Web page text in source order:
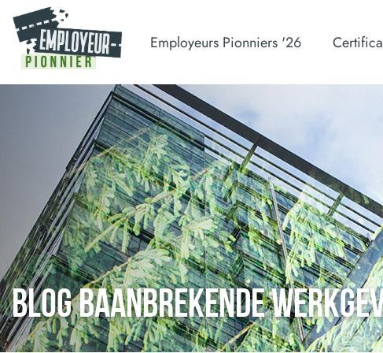
Employeurs Pionniers '26
BLOG BAANBREKENDE